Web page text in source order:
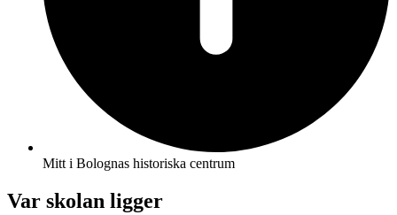
Mitt i Bolognas historiska centrum
Var skolan ligger